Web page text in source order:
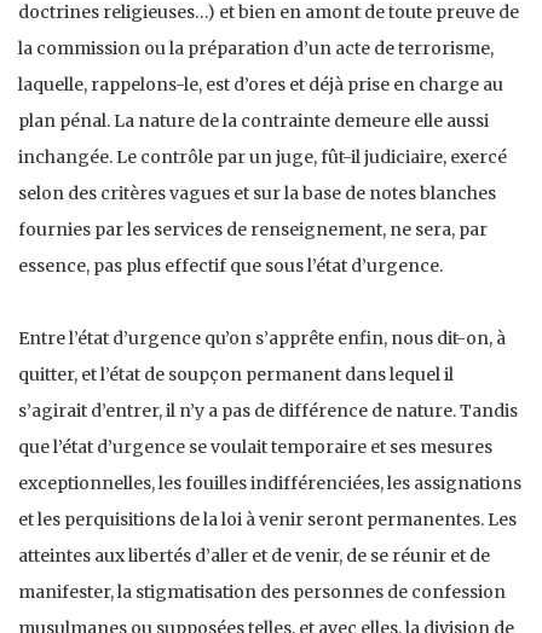
doctrines religieuses…) et bien en amont de toute preuve de
la commission ou la préparation d’un acte de terrorisme,
laquelle, rappelons-le, est d’ores et déjà prise en charge au
plan pénal. La nature de la contrainte demeure elle aussi
inchangée. Le contrôle par un juge, fût-il judiciaire, exercé
selon des critères vagues et sur la base de notes blanches
fournies par les services de renseignement, ne sera, par
essence, pas plus effectif que sous l’état d’urgence.
Entre l’état d’urgence qu’on s’apprête enfin, nous dit-on, à
quitter, et l’état de soupçon permanent dans lequel il
s’agirait d’entrer, il n’y a pas de différence de nature. Tandis
que l’état d’urgence se voulait temporaire et ses mesures
exceptionnelles, les fouilles indifférenciées, les assignations
et les perquisitions de la loi à venir seront permanentes. Les
atteintes aux libertés d’aller et de venir, de se réunir et de
manifester, la stigmatisation des personnes de confession
musulmanes ou supposées telles, et avec elles, la division de